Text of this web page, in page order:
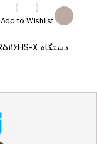
Add to Wishlist
دستگاه XVR5116HS-X